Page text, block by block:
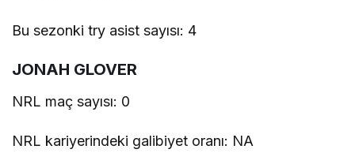
Bu sezonki try asist sayısı: 4
JONAH GLOVER
NRL maç sayısı: 0
NRL kariyerindeki galibiyet oranı: NA